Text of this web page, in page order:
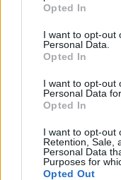
use your data for
consent section.
Opted In
I want to opt-out
Personal Data.
Opted In
I want to opt-out
Personal Data
Opted In
I want to opt-out
Retention, Sale,
Personal Data
Purposes for
Opted Out
Εθνικό Αστεροσκοπείο Αθηνών
Οι επιστήμονες
αυτές δεν
αλλά αποτελούν
ποσοτικοποίησης
στο έδαφος από
συγκεντρώσεις. Η
καταγράφηκε στη